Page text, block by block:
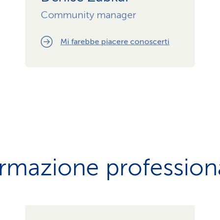
Community manager
Mi farebbe piacere conoscerti